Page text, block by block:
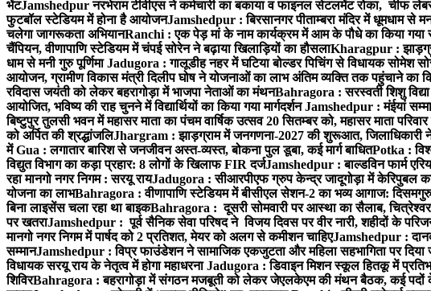
भेंटJamshedpur नरभेराम टीवीएस ने कर्मचारी का बकाया व फाइनल सेटलमेंट रोका, चीफ
फुटबॉल स्टेडियम में होना है आयोजनJamshedpur : बिरसानगर पीताम्बरा मंदिर में धूमधाम से
चलेगा जागरूकता अभियानRanchi : एक पेड़ मां के नाम कार्यक्रम में आम के पौधे का किया गया
चैंपियन, वीणापाणि स्टेडियम में चंपई सोरेन ने बढ़ाया खिलाड़ियों का हौसलाKharagpur :
धाम से मनी गुरु पूर्णिमाJadugora : गालूडीह नहर में घटिया बोल्डर पिचिंग से विधायक सोमेश
आयोजन, ग्रामीण विकास मंत्री दिलीप घोष ने योजनाओं का लाभ अंतिम व्यक्ति तक पहुंचाने का
रविदास जयंती को लेकर बहरागोड़ा में भाजपा नेताओं का मंथनBahragora : सरस्वती शिशु
आयोजित, भविष्य की राह चुनने में विद्यार्थियों का किया गया मार्गदर्शनJamshedpur : मंईयां
बिष्टुपुर तुलसी भवन में महासर माता का पंचम वार्षिक उत्सव 20 सितम्बर को, महासर माता
को अर्पित की श्रद्धांजलिJhargram : झाड़ग्राम में जनगणना-2027 की शुरूआत, जिलाधिकारी ने
मेंGua : लगातार बारिश से जनजीवन अस्त-व्यस्त, बोकना पुल डूबा, कई मार्ग बाधितPotka :
विद्युत विभाग का कड़ा प्रहार: 8 लोगों के खिलाफ FIR दर्जJamshedpur : बाल्डविन फार्म
रहा मानगो नगर निगम : सरयू रायJadugora : सीआरपीएफ ग्रुप केन्द्र जादूगोड़ा में केरिपुबल का
योजना का लाभBahragora : वीणापाणि स्टेडियम में बीसीएल सेशन-2 का भव्य आगाज:
बिना लाइसेंस चला रहा था बाइकBahragora : दूसरी सोमवारी पर आस्था का सैलाब,
पर खतराJamshedpur : पूर्व सैनिक सेवा परिषद ने विजय दिवस पर वीर नारी, शहीदों के
मानगो नगर निगम में पार्षद को 2 प्रतिशत, मेयर को अलग से कमीशन चाहिएJamshedpur :
सम्मानJamshedpur : विप्र फाउंडेशन ने सामाजिक एकजुटता और महिला सहभागिता पर दिया
विधायक सरयू राय के नेतृत्व में होगा महाधरनाJadugora : डिवाइन मिशन स्कूल हितकू में
शिविरBahragora : बहरागोड़ा में संगठन मजबूती को लेकर जेएलकेएम की मंथन बैठक, कई